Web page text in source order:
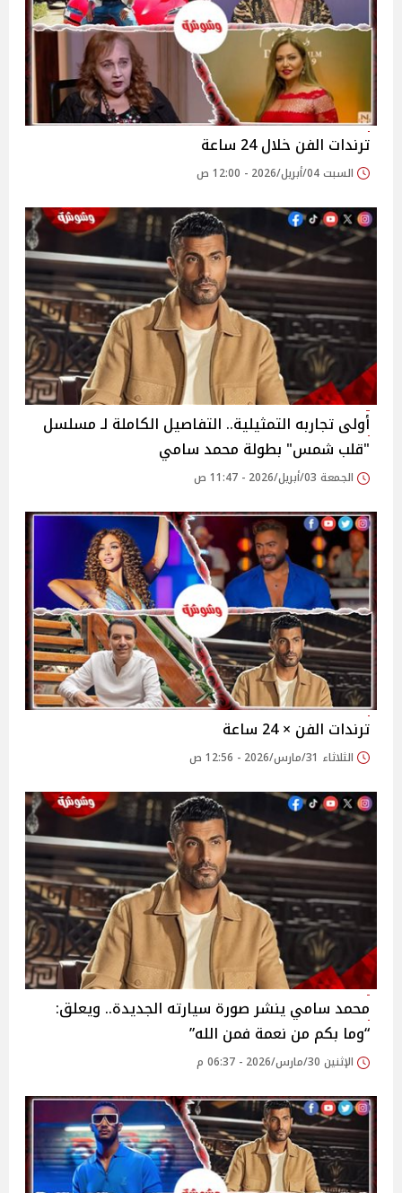
ترندات الفن خلال 24 ساعة
السبت 04/أبريل/2026 - 12:00 ص
أولى تجاربه التمثيلية.. التفاصيل الكاملة لـ مسلسل
"قلب شمس" بطولة محمد سامي
الجمعة 03/أبريل/2026 - 11:47 ص
ترندات الفن × 24 ساعة
الثلاثاء 31/مارس/2026 - 12:56 ص
محمد سامي ينشر صورة سيارته الجديدة.. ويعلق:
“وما بكم من نعمة فمن الله”
الإثنين 30/مارس/2026 - 06:37 م